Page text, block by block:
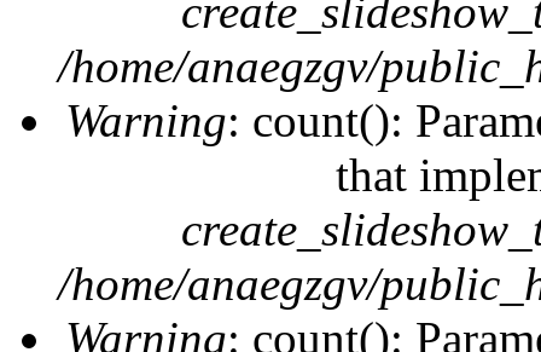
/home/anaegzgv/
Warning: count():
that
/home/anaegzgv/
Warning: count():